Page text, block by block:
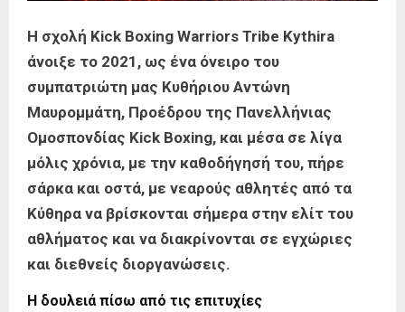
Η σχολή Kick Boxing Warriors Tribe Kythira
άνοιξε το 2021, ως ένα όνειρο του
συμπατριώτη μας Κυθήριου Αντώνη
Μαυρομμάτη, Προέδρου της Πανελλήνιας
Ομοσπονδίας Kick Boxing, και μέσα σε λίγα
μόλις χρόνια, με την καθοδήγησή του, πήρε
σάρκα και οστά, με νεαρούς αθλητές από τα
Κύθηρα να βρίσκονται σήμερα στην ελίτ του
αθλήματος και να διακρίνονται σε εγχώριες
και διεθνείς διοργανώσεις.
Η δουλειά πίσω από τις επιτυχίες